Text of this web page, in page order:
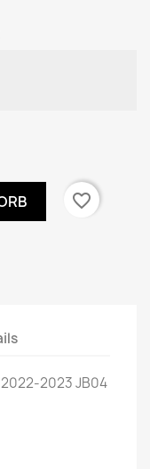
favorite_border
2022-2023 JB04